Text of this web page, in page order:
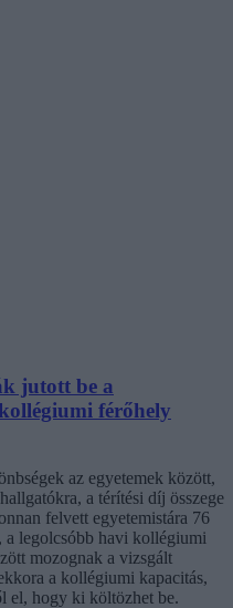
jutott be a
férőhely
az egyetemek között,
a térítési díj összege
felvett egyetemistára 76
legolcsóbb havi kollégiumi
mozognak a vizsgált
a kollégiumi kapacitás,
el, hogy ki költözhet be.